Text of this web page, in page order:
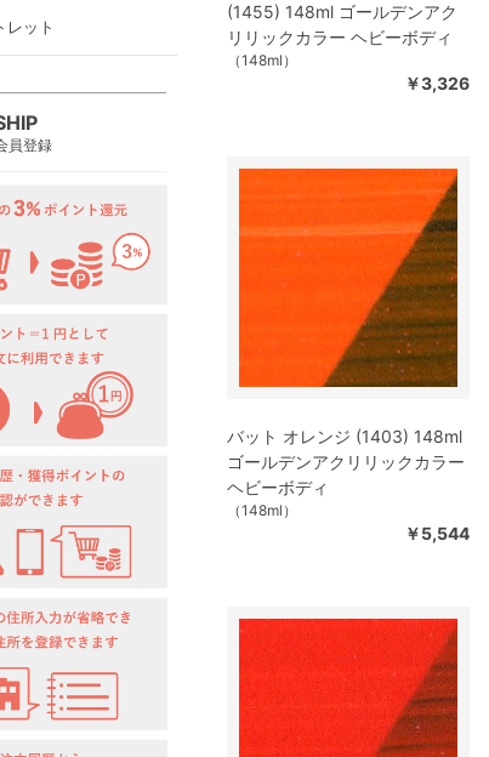
レット
員登録
(1455) 148ml ゴールデンアク
リリックカラー ヘビーボディ
（148ml）
￥3,326
バット オレンジ (1403) 148ml
ゴールデンアクリリックカラー
ヘビーボディ
（148ml）
￥5,544